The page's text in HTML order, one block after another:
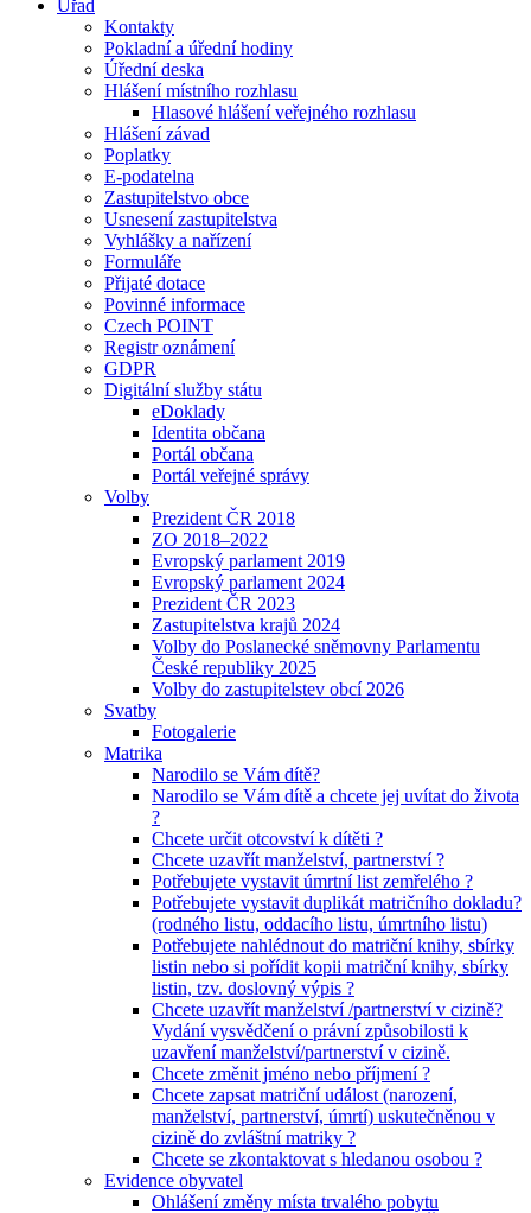
Úřad
Kontakty
Pokladní a úřední hodiny
Úřední deska
Hlášení místního rozhlasu
Hlasové hlášení veřejného rozhlasu
Hlášení závad
Poplatky
E-podatelna
Zastupitelstvo obce
Usnesení zastupitelstva
Vyhlášky a nařízení
Formuláře
Přijaté dotace
Povinné informace
Czech POINT
Registr oznámení
GDPR
Digitální služby státu
eDoklady
Identita občana
Portál občana
Portál veřejné správy
Volby
Prezident ČR 2018
ZO 2018–2022
Evropský parlament 2019
Evropský parlament 2024
Prezident ČR 2023
Zastupitelstva krajů 2024
Volby do Poslanecké sněmovny Parlamentu
České republiky 2025
Volby do zastupitelstev obcí 2026
Svatby
Fotogalerie
Matrika
Narodilo se Vám dítě?
Narodilo se Vám dítě a chcete jej uvítat do života
?
Chcete určit otcovství k dítěti ?
Chcete uzavřít manželství, partnerství ?
Potřebujete vystavit úmrtní list zemřelého ?
Potřebujete vystavit duplikát matričního dokladu?
(rodného listu, oddacího listu, úmrtního listu)
Potřebujete nahlédnout do matriční knihy, sbírky
listin nebo si pořídit kopii matriční knihy, sbírky
listin, tzv. doslovný výpis ?
Chcete uzavřít manželství /partnerství v cizině?
Vydání vysvědčení o právní způsobilosti k
uzavření manželství/partnerství v cizině.
Chcete změnit jméno nebo příjmení ?
Chcete zapsat matriční událost (narození,
manželství, partnerství, úmrtí) uskutečněnou v
cizině do zvláštní matriky ?
Chcete se zkontaktovat s hledanou osobou ?
Evidence obyvatel
Ohlášení změny místa trvalého pobytu